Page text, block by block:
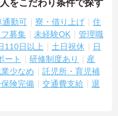
をこだわり条件で探す
通勤可 寮・借り上げ
住
募集 未経験OK
管理職
110日以上 土日祝休
日
ート 研修制度あり
産
少なめ
託児所・育児補
険完備 交通費支給
退